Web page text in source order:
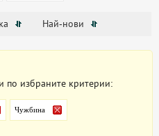
Най-нови
по избраните критерии:
Чужбина